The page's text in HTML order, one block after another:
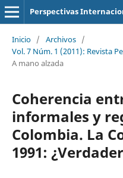
Perspectivas
Inicio / Archivos /
Vol. 7 Núm. 1 (2011): Revista
A mano alzada
Coherencia
informales y
Colombia. La
1991: